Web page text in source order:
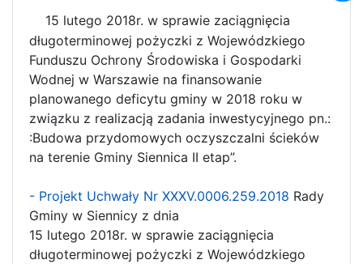
15 lutego 2018r. w sprawie zaciągnięcia
długoterminowej pożyczki z Wojewódzkiego
Funduszu Ochrony Środowiska i Gospodarki
Wodnej w Warszawie na finansowanie
planowanego deficytu gminy w 2018 roku w
związku z realizacją zadania inwestycyjnego pn.:
:Budowa przydomowych oczyszczalni ścieków
na terenie Gminy Siennica II etap”.
- Projekt Uchwały Nr XXXV.0006.259.2018 Rady
Gminy w Siennicy z dnia
15 lutego 2018r. w sprawie zaciągnięcia
długoterminowej pożyczki z Wojewódzkiego